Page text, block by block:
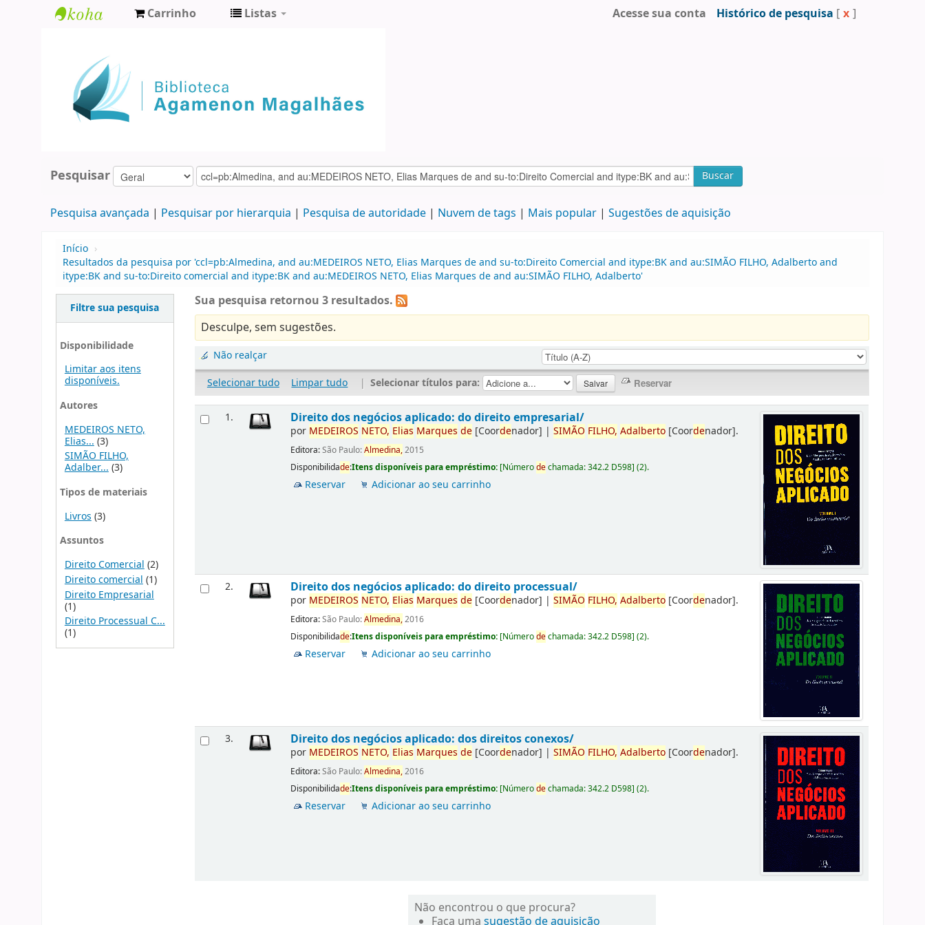
Agamenon
Magalhães
Carrinho Listas Acesse sua conta Histórico de pesquisa [ x ]
Pesquisar Buscar
Pesquisa avançada Pesquisar por hierarquia Pesquisa de autoridade Nuvem de tags Mais popular Sugestões de aquisição
Início ›
Resultados da pesquisa por 'ccl=pb:Almedina, and au:MEDEIROS NETO, Elias Marques de and su-to:Direito Comercial and itype:BK and au:SIMÃO FILHO, Adalberto and
itype:BK and su-to:Direito comercial and itype:BK and au:MEDEIROS NETO, Elias Marques de and au:SIMÃO FILHO, Adalberto'
Filtre sua pesquisa
Disponibilidade
Limitar aos itens
disponíveis.
Autores
MEDEIROS NETO,
Elias... (3)
SIMÃO FILHO,
Adalber...(3)
Tipos de materiais
Livros (3)
Assuntos
Direito Comercial (2)
Direito comercial (1)
Direito Empresarial
(1)
Direito Processual C...
(1)
Sua pesquisa retornou 3 resultados.
Desculpe, sem sugestões.
Não realçar
Selecionar tudo
Limpar tudo | Selecionar títulos para:
1. Direito dos negócios aplicado: do direito empresarial/
por MEDEIROS NETO, Elias Marques de [Coordenador] |SIMÃO FILHO, Adalberto [Coordenador].
Editora:São Paulo:Almedina,2015
Disponibilidade:Itens disponíveis para empréstimo: [Númerodechamada:342.2 D598](2).
Reservar Adicionar ao seu carrinho
2. Direito dos negócios aplicado: do direito processual/
por MEDEIROS NETO, Elias Marques de [Coordenador] |SIMÃO FILHO, Adalberto [Coordenador].
Editora:São Paulo:Almedina,2016
Disponibilidade:Itens disponíveis para empréstimo: [Númerodechamada:342.2 D598](2).
Reservar Adicionar ao seu carrinho
3. Direito dos negócios aplicado: dos direitos conexos/
por MEDEIROS NETO, Elias Marques de [Coordenador] |SIMÃO FILHO, Adalberto [Coordenador].
Editora:São Paulo:Almedina,2016
Disponibilidade:Itens disponíveis para empréstimo: [Númerodechamada:342.2 D598](2).
Reservar Adicionar ao seu carrinho
Não encontrou o que procura?